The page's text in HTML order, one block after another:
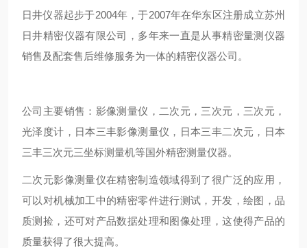
日井仪器起步于2004年，于2007年在华东区注册成立苏州
日井精密仪器有限公司，多年来一直是从事精密量测仪器
销售及配套售后维修服务为一体的精密仪器公司。
公司主要销售：影像测量仪，二次元，三次元，三次元，
光泽度计，日本三丰影像测量仪，日本三丰二次元，日本
三丰三次元三坐标测量机等国外精密测量仪器。
二次元影像测量仪在精密制造领域得到了很广泛的应用，
可以对机械加工中的精密零件进行测试，开发，绘图，品
质测捡，还可对产品数据处理和图像处理，这使得产品的
质量获得了很大提高。